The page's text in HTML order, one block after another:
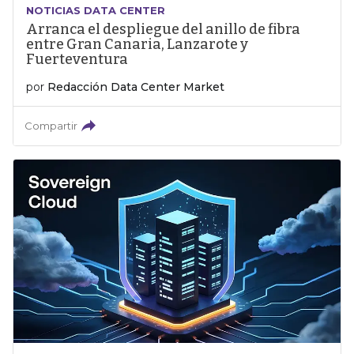
NOTICIAS DATA CENTER
Arranca el despliegue del anillo de fibra
entre Gran Canaria, Lanzarote y
Fuerteventura
por Redacción Data Center Market
Compartir